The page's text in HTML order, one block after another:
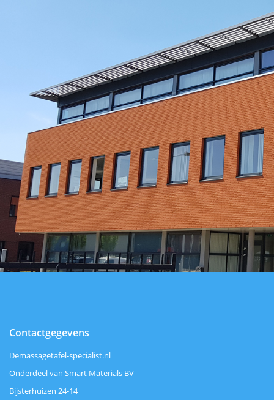
Contactgegevens
Demassagetafel-specialist.nl
Onderdeel van Smart Materials BV
Bijsterhuizen 24-14